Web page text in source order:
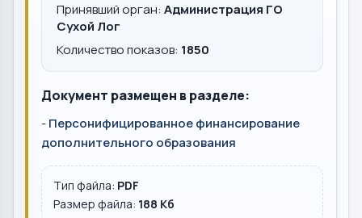
Принявший орган: Администрация ГО
Сухой Лог
Количество показов: 1850
Документ размещен в разделе:
-Персонифицированное финансирование
дополнительного образования
Тип файла: PDF
Размер файла: 188 Кб